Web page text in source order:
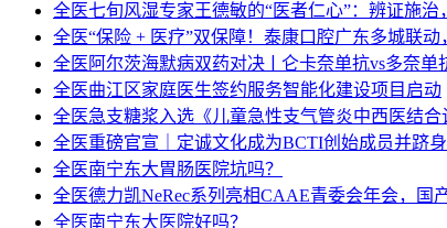
全医七旬风湿专家王德敏的“医者仁心”：辨证施
全医“保险 + 医疗”双保障！泰康口腔广东多城联
全医 阿尔茨海默病双药对决ￜ仑卡奈单抗vs多奈单
全医曲江区家庭医生签约服务智能化建设项目启动
全医急支糖浆入选《儿童急性支气管炎中西医结合
全医重磅官宣｜定诚文化成为BCTI创始成员并跻
全医南宁东大胃肠医院坑吗？
全医德力凯NeRec系列亮相CAAE青委会年会，国
全医南宁东大医院好吗？